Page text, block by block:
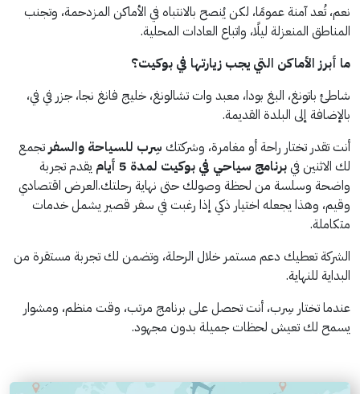
نعم، تُعد آمنة عمومًا، لكن يُنصح بالانتباه في الأماكن المزدحمة، وتجنب
المناطق المنعزلة ليلًا، واتباع العادات المحلية.
ما أبرز الأماكن التي يجب زيارتها في بوكيت؟
شاطئ باتونغ، البغ بودا، معبد وات تشالونغ، خليج فانغ نجا، جزر في في،
بالإضافة إلى البلدة القديمة.
أنت تقدر تختار راحة أو مغامرة، وشركتك سِرب للسياحة والسفرتجمع
لك الاثنين فيبرنامج سياحي في بوكيت لمدة 5 أيام
يقدم تجربة
واضحة وسلسة من لحظة وصولك حتى نهاية رحلتك.العرض اقتصادي
وقيم، وهذا يجعله اختيار ذكي إذا رغبت في سفر قصير يشمل خدمات
متكاملة.
الشركة تعطيك دعم مستمر خلال الرحلة، وتضمن لك تجربة مستقرة من
البداية للنهاية.
عندما تختار سِرب، أنت تحصل على برنامج مرتب، وقت منظم، ومشوار
يسمح لك تعيش لحظات جميلة بدون مجهود.